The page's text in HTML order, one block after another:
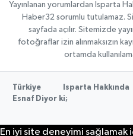
Yayınlanan yorumlardan Isparta
Haber32 sorumlu tutulamaz.
sayfada açılır. Sitemizde
fotoğraflar izin alınmaksızın
ortamda
Türkiye
Isparta Hakkında
Esnaf Diyor ki;
En iyi site deneyimi